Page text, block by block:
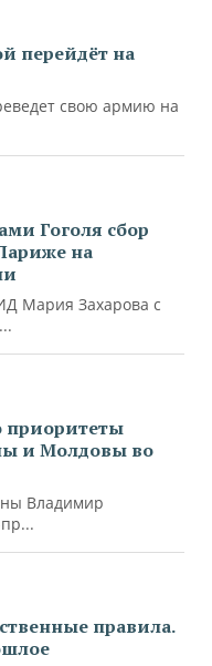
перейдёт на
свою армию на
Гоголя сбор
на
Мария Захарова с
приоритеты
и Молдовы во
Владимир
правила.